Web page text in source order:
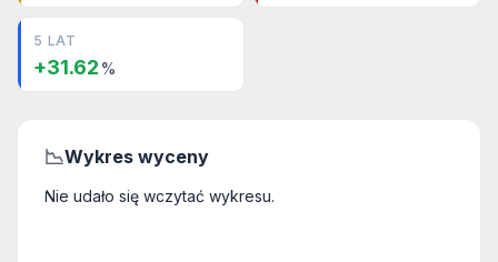
5 LAT
+31.62 %
📉Wykres wyceny
Nie udało się wczytać wykresu.